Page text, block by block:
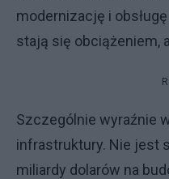
modernizację i
stają się obciążeniem,
Szczególnie wyraźnie
infrastruktury. Nie jest
miliardy dolarów na